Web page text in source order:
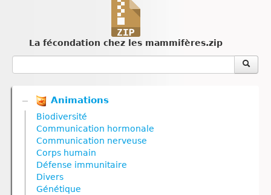
La fécondation chez les mammifères.zip
Animations
Biodiversité
Communication hormonale
Communication nerveuse
Corps humain
Défense immunitaire
Divers
Génétique